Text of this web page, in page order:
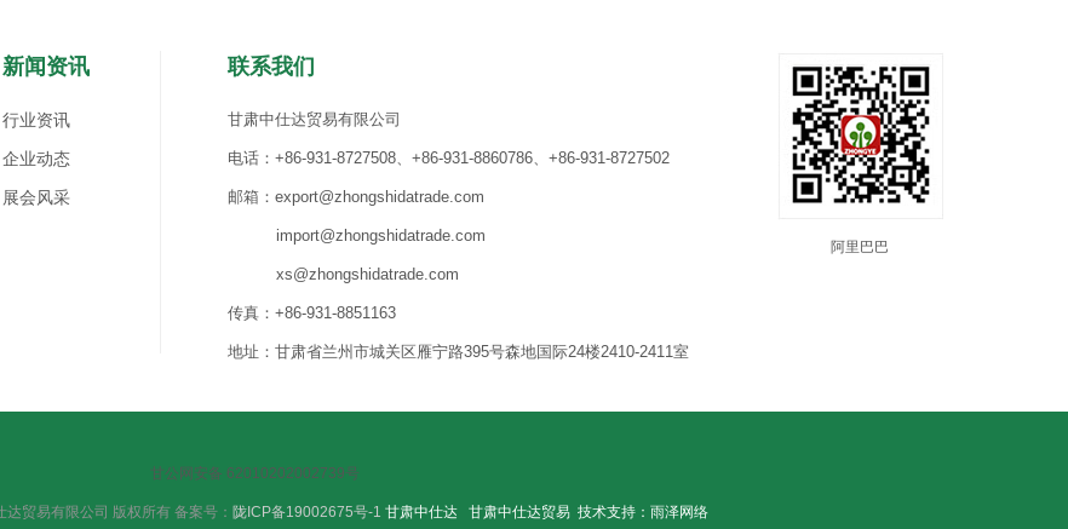
新闻资讯
行业资讯
企业动态
展会风采
联系我们
甘肃中仕达贸易有限公司
电话：+86-931-8727508、+86-931-8860786、+86-931-8727502
邮箱：export@zhongshidatrade.com
import@zhongshidatrade.com
xs@zhongshidatrade.com
传真：+86-931-8851163
地址：甘肃省兰州市城关区雁宁路395号森地国际24楼2410-2411室
阿里巴巴
甘公网安备 62010202002739号
贸易有限公司 版权所有 备案号： 陇ICP备19002675号-1 甘肃中仕达 甘肃中仕达贸易技术支持： 雨泽网络